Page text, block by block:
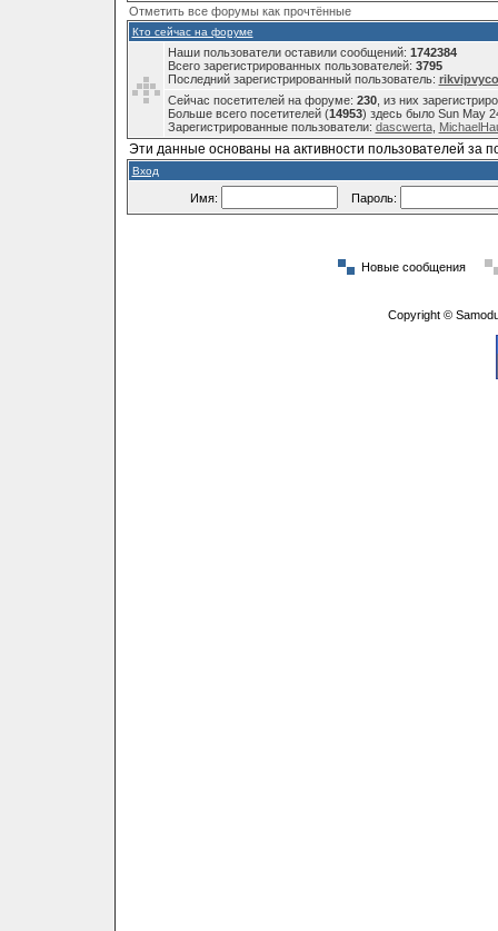
Отметить все форумы как прочтённые
Кто сейчас на форуме
Наши пользователи оставили сообщений: 1742384
Всего зарегистрированных пользователей: 3795
Последний зарегистрированный пользователь:
Сейчас посетителей на форуме: 230, из них
Больше всего посетителей (14953) здесь было Sun May
Зарегистрированные пользователи: dascwerta,
Эти данные основаны на активности пользователей за
Вход
Имя: Пароль:
Новые сообщения
Copyright ©